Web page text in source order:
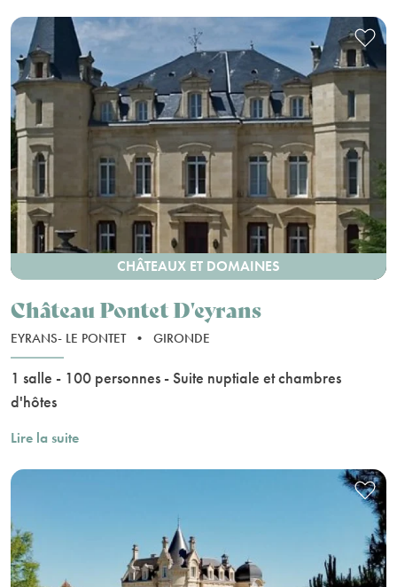
CHÂTEAUX ET DOMAINES
Château Pontet D'eyrans
EYRANS- LE PONTET • GIRONDE
1 salle - 100 personnes - Suite nuptiale et chambres
d'hôtes
Lire la suite